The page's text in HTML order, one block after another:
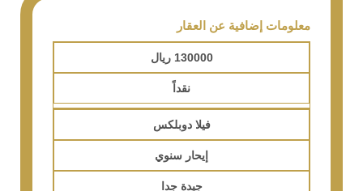
معلومات إضافية عن العقار
130000 ريال
نقداً
فيلا دوبلكس
إيحار سنوي
جيدة جدا